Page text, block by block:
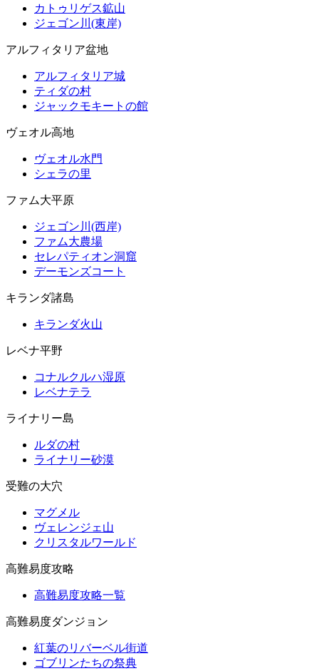
カトゥリゲス鉱山
ジェゴン川(東岸)
アルフィタリア盆地
アルフィタリア城
ティダの村
ジャックモキートの館
ヴェオル高地
ヴェオル水門
シェラの里
ファム大平原
ジェゴン川(西岸)
ファム大農場
セレパティオン洞窟
デーモンズコート
キランダ諸島
キランダ火山
レベナ平野
コナルクルハ湿原
レベナテラ
ライナリー島
ルダの村
ライナリー砂漠
受難の大穴
マグメル
ヴェレンジェ山
クリスタルワールド
高難易度攻略
高難易度攻略一覧
高難易度ダンジョン
紅葉のリバーベル街道
ゴブリンたちの祭典